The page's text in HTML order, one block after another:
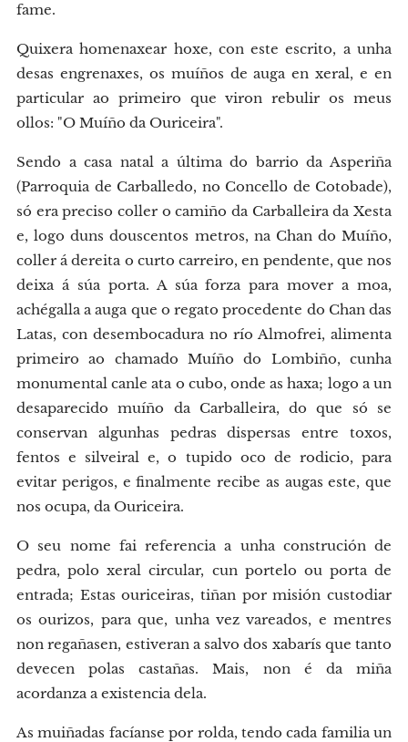
fame.
Quixera homenaxear hoxe, con este escrito, a unha
desas engrenaxes, os muíños de auga en xeral, e en
particular ao primeiro que viron rebulir os meus
ollos: "O Muíño da Ouriceira".
Sendo a casa natal a última do barrio da Asperiña
(Parroquia de Carballedo, no Concello de Cotobade),
só era preciso coller o camiño da Carballeira da Xesta
e, logo duns douscentos metros, na Chan do Muíño,
coller á dereita o curto carreiro, en pendente, que nos
deixa á súa porta. A súa forza para mover a moa,
achégalla a auga que o regato procedente do Chan das
Latas, con desembocadura no río Almofrei, alimenta
primeiro ao chamado Muíño do Lombiño, cunha
monumental canle ata o cubo, onde as haxa; logo a un
desaparecido muíño da Carballeira, do que só se
conservan algunhas pedras dispersas entre toxos,
fentos e silveiral e, o tupido oco de rodicio, para
evitar perigos, e finalmente recibe as augas este, que
nos ocupa, da Ouriceira.
O seu nome fai referencia a unha construción de
pedra, polo xeral circular, cun portelo ou porta de
entrada; Estas ouriceiras, tiñan por misión custodiar
os ourizos, para que, unha vez vareados, e mentres
non regañasen, estiveran a salvo dos xabarís que tanto
devecen polas castañas. Mais, non é da miña
acordanza a existencia dela.
As muiñadas facíanse por rolda, tendo cada familia un